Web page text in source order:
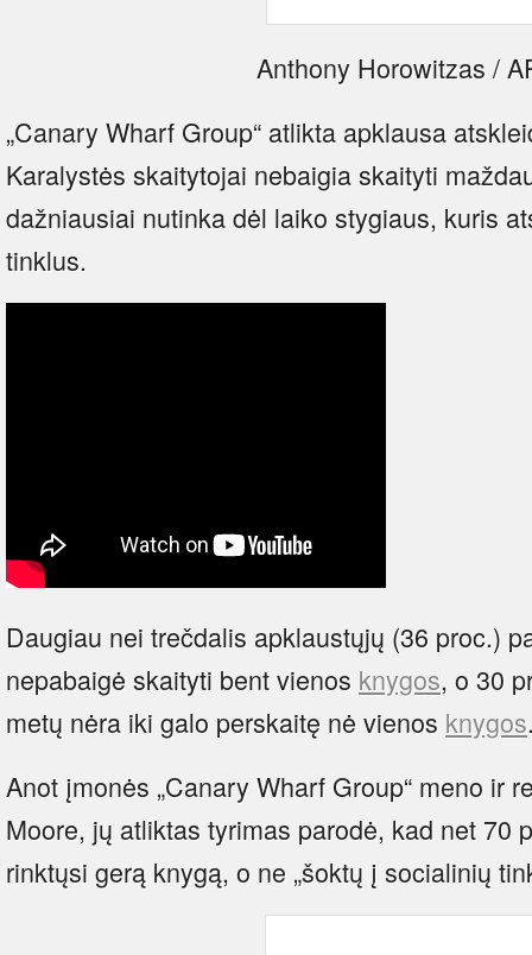
Anthony Horowitzas /
„Canary Wharf Group“ atlikta apklausa
Karalystės skaitytojai nebaigia skaityti
dažniausiai nutinka dėl laiko stygiaus, kuris
tinklus.
Daugiau nei trečdalis apklaustųjų (36 proc.)
nepabaigė skaityti bent vienos knygos, o 30
metų nėra iki galo perskaitę nė vienos knygos
Anot įmonės „Canary Wharf Group“ meno ir
Moore, jų atliktas tyrimas parodė, kad net 70
rinktųsi gerą knygą, o ne „šoktų į socialinių